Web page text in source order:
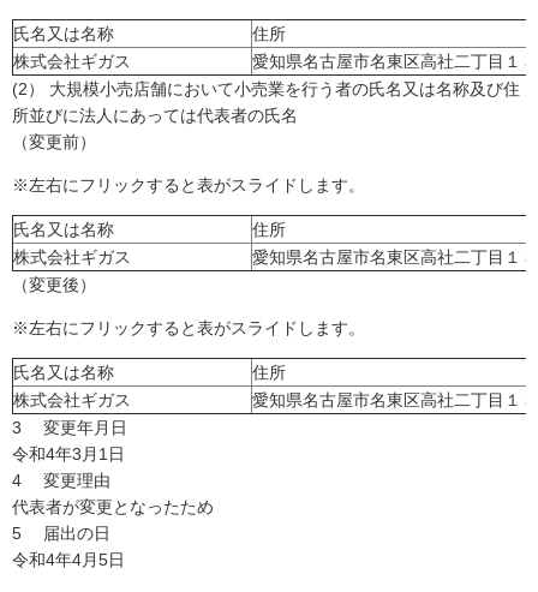
氏名又は名称
住所
株式会社ギガス
愛知県名古屋市名東区高社二丁目１
(2） 大規模小売店舗において小売業を行う者の氏名又は名称及び住
所並びに法人にあっては代表者の氏名
（変更前）
※左右にフリックすると表がスライドします。
氏名又は名称
住所
株式会社ギガス
愛知県名古屋市名東区高社二丁目１
（変更後）
※左右にフリックすると表がスライドします。
氏名又は名称
住所
株式会社ギガス
愛知県名古屋市名東区高社二丁目１
3 変更年月日
令和4年3月1日
4 変更理由
代表者が変更となったため
5 届出の日
令和4年4月5日